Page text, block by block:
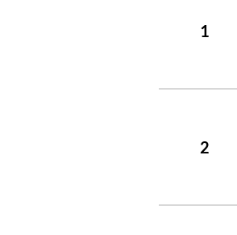
1
2